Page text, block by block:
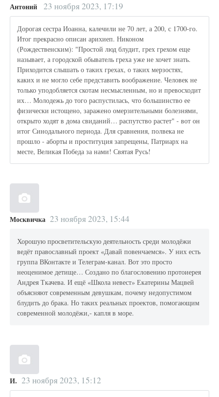
Антоний 23 ноября 2023, 17:19
Дорогая сестра Иоанна, калечили не 70 лет, а 200, с 1700-го.
Итог прекрасно описан арихиеп. Никоном
(Рождественским): "Простой люд блудит, грех грехом еще
называет, а городской обыватель греха уже не хочет знать.
Приходится слышать о таких грехах, о таких мерзостях,
каких и не могло себе представить воображение. Человек не
только уподобляется скотам несмысленным, но и превосходит
их… Молодежь до того распустилась, что большинство ее
физически истощено, заражено омерзительными болезнями,
открыто ходят в дома свиданий… распутство растет" - вот он
итог Синодального периода. Для сравнения, полвека не
прошло - аборты и проституция запрещены, Патриарх на
месте, Великая Победа за нами! Святая Русь!
Москвичка 23 ноября 2023, 15:44
Хорошую просветительскую деятельность среди молодёжи
ведёт православный проект «Давай повенчаемся». У них есть
группа ВКонтакте и Телеграм-канал. Вот это просто
неоценимое детище… Создано по благословению протоиерея
Андрея Ткачева. И ещё «Школа невест» Екатерины Мацвей
объясняют современным девушкам, почему недопустимом
блудить до брака. Но таких реальных проектов, помогающим
современной молодёжи,- капля в море.
И. 23 ноября 2023, 15:12